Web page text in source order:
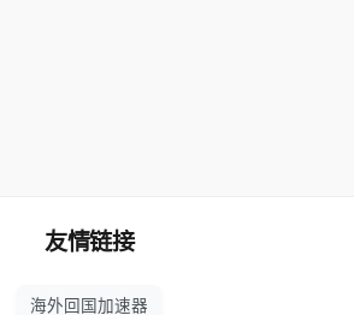
友情链接
海外回国加速器